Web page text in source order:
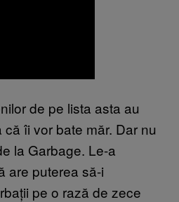
de pe lista asta au
îi vor bate măr. Dar nu
la Garbage. Le-a
are puterea să-i
pe o rază de zece